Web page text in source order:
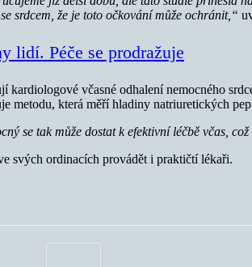
srdcem, že je toto očkování může ochránit,“
lidí. Péče se prodražuje
kardiologové včasné odhalení nemocného
metodu, která měří hladiny natriuretických
se tak může dostat k efektivní léčbě včas,
svých ordinacích provádět i praktičtí lékaři.